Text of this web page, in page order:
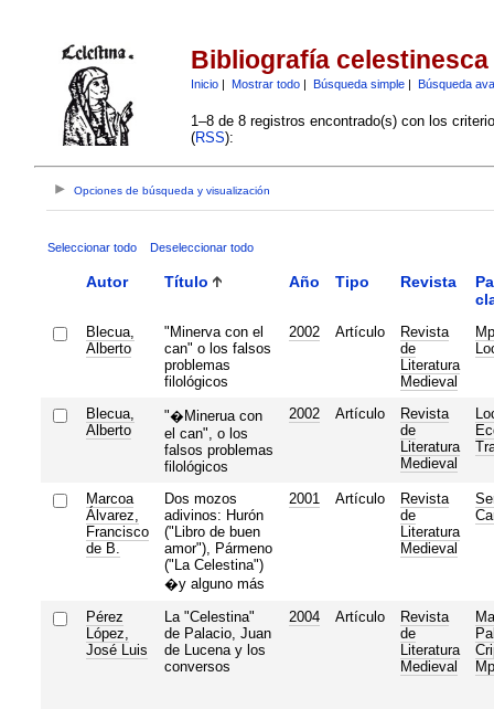
Bibliografía celestinesca
Inicio| Mostrar todo| Búsqueda simple| Búsqueda
1–8 de 8 registros encontrado(s) con los
(RSS):
Opciones de búsqueda y visualización
Seleccionar todo Deseleccionar todo
Autor Título Año Tipo Revista
Blecua,
Alberto
"Minerva con el
can" o los falsos
problemas
filológicos
2002 Artículo
Revista
de
Literatura
Medieval
Mp
Blecua,
Alberto
"�Minerua con
el can", o los
falsos problemas
filológicos
2002 Artículo
Revista
de
Literatura
Medieval
Marcoa
Álvarez,
Francisco
de B.
Dos mozos
adivinos: Hurón
("Libro de buen
amor"), Pármeno
("La Celestina")
�y alguno más
2001 Artículo
Revista
de
Literatura
Medieval
Pérez
López,
José Luis
La "Celestina"
de Palacio, Juan
de Lucena y los
conversos
2004 Artículo
Revista
de
Literatura
Medieval
Mp